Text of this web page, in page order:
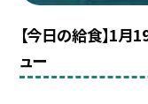
【今日の給食】1月
ュー